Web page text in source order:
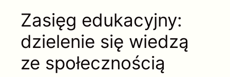
Zasięg edukacyjny:
dzielenie się wiedzą
ze społecznością